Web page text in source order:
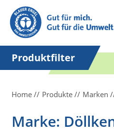
Suchbegriff in
Anführungszeichen
setzen.
Produktfilter
Home Produkte Marken
Marke: